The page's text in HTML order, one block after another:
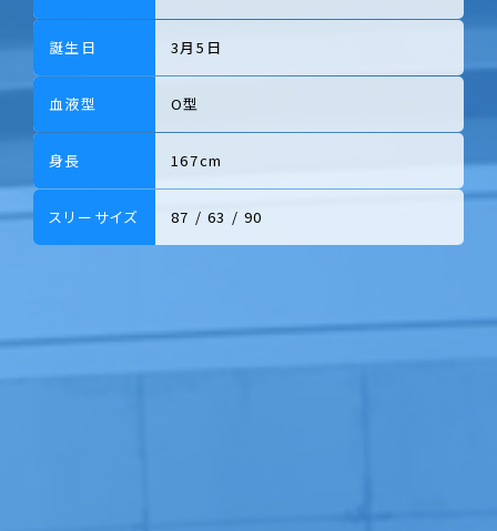
誕生日 3月5日
血液型 O型
身長 167cm
スリーサイズ 87 / 63 / 90